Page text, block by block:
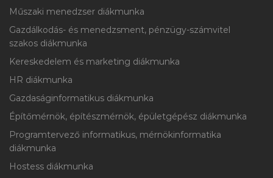
Műszaki menedzser diákmunka
Gazdálkodás- és menedzsment, pénzügy-számvitel
szakos diákmunka
Kereskedelem és marketing diákmunka
HR diákmunka
Gazdaságinformatikus diákmunka
Építőmérnök, építészmérnök, épületgépész diákmunka
Programtervező informatikus, mérnökinformatika
diákmunka
Hostess diákmunka